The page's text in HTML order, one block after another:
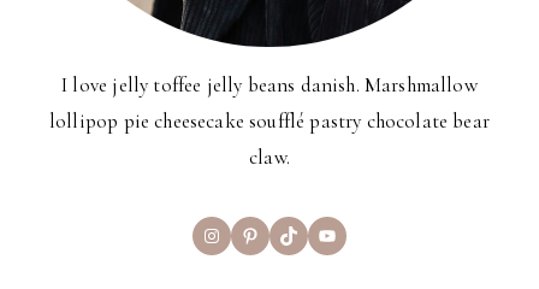
I love jelly toffee jelly beans danish. Marshmallow
lollipop pie cheesecake soufflé pastry chocolate bear
claw.
InstagramPinterest
TikTokYouTube